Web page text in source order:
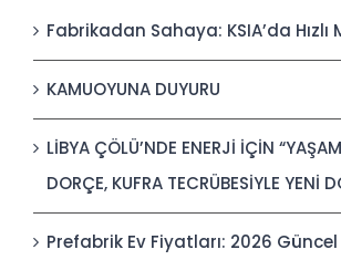
Fabrikadan Sahaya: KSIA’da
KAMUOYUNA DUYURU
LİBYA ÇÖLÜ’NDE ENERJİ İÇİN
DORÇE, KUFRA TECRÜBESİYLE YENİ
Prefabrik Ev Fiyatları: 2026